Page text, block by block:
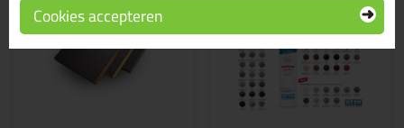
Cookies accepteren